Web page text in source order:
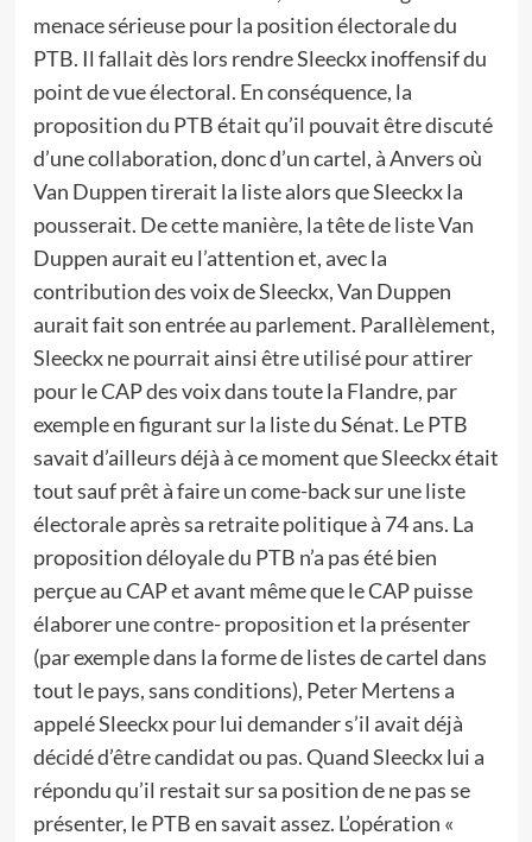
menace sérieuse pour la position électorale du
PTB. Il fallait dès lors rendre Sleeckx inoffensif du
point de vue électoral. En conséquence, la
proposition du PTB était qu’il pouvait être discuté
d’une collaboration, donc d’un cartel, à Anvers où
Van Duppen tirerait la liste alors que Sleeckx la
pousserait. De cette manière, la tête de liste Van
Duppen aurait eu l’attention et, avec la
contribution des voix de Sleeckx, Van Duppen
aurait fait son entrée au parlement. Parallèlement,
Sleeckx ne pourrait ainsi être utilisé pour attirer
pour le CAP des voix dans toute la Flandre, par
exemple en figurant sur la liste du Sénat. Le PTB
savait d’ailleurs déjà à ce moment que Sleeckx était
tout sauf prêt à faire un come-back sur une liste
électorale après sa retraite politique à 74 ans. La
proposition déloyale du PTB n’a pas été bien
perçue au CAP et avant même que le CAP puisse
élaborer une contre- proposition et la présenter
(par exemple dans la forme de listes de cartel dans
tout le pays, sans conditions), Peter Mertens a
appelé Sleeckx pour lui demander s’il avait déjà
décidé d’être candidat ou pas. Quand Sleeckx lui a
répondu qu’il restait sur sa position de ne pas se
présenter, le PTB en savait assez. L’opération «